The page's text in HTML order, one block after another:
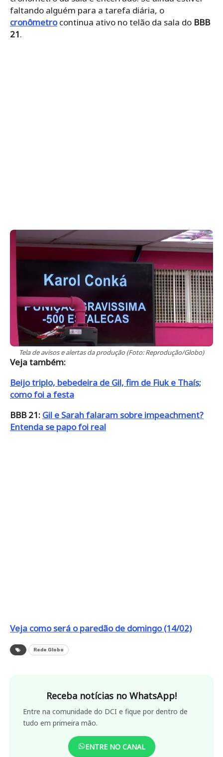
faltando alguém para a tarefa diária, o
cronômetrocontinua ativo no telão da sala do BBB
21.
Tela de avisos e alertas da produção (Foto: Reprodução/Globo)
Veja também:
Beijo triplo, bebedeira de Gil, fim de Fiuk e Thaís;
como foi a festa
BBB 21: Gil e Sarah falaram sobre impeachment?
Entenda se papo foi real
Veja como será o paredão de domingo (14/02)
Rede Globo
Receba notícias no WhatsApp!
Entre na comunidade do DCI e fique por dentro de
tudo em primeira mão.
ENTRE NO CANAL